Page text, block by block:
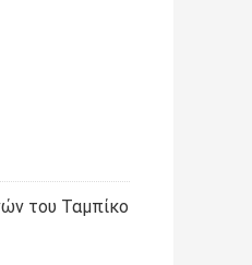
του Ταμπίκο